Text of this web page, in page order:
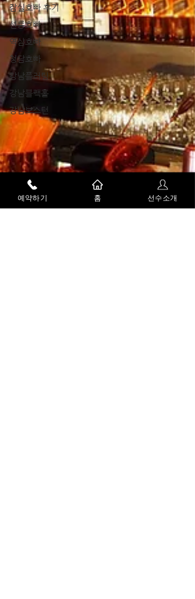
잠실호빠 후기
선릉호빠
역삼호빠
청담호빠
강남플러팅
강남블랙홀
강남보스턴
예약하기 홈 선수소개